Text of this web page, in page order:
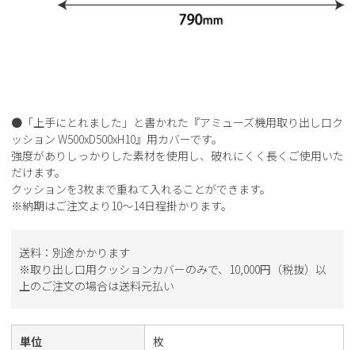
●「上手にとれました」と書かれた『アミューズ機用取り出し口ク
ッション W500xD500xH10』用カバーです。
強度がありしっかりした素材を使用し、破れにくく長くご使用いた
だけます。
クッションを3枚まで重ねて入れることができます。
※納期はご注文より10～14日程掛かります。
送料：別途かかります
※取り出し口用クッションカバーのみで、10,000円（税抜）以
上のご注文の場合は送料元払い
単位 枚